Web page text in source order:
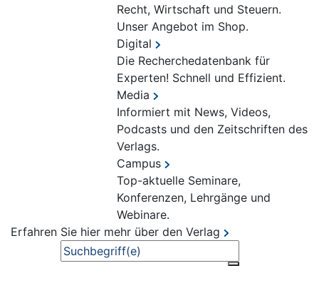
Recht, Wirtschaft und Steuern.
Unser Angebot im Shop.
Digital
Die Recherchedatenbank für
Experten! Schnell und Effizient.
Media
Informiert mit News, Videos,
Podcasts und den Zeitschriften des
Verlags.
Campus
Top-aktuelle Seminare,
Konferenzen, Lehrgänge und
Webinare.
Erfahren Sie hier mehr über den Verlag
Suche